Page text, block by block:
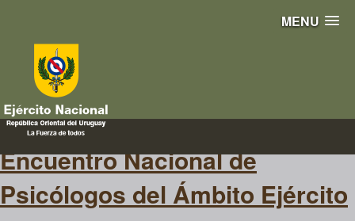
MENU
psicologia
Encuentro Nacional de
Psicólogos del Ámbito Ejército